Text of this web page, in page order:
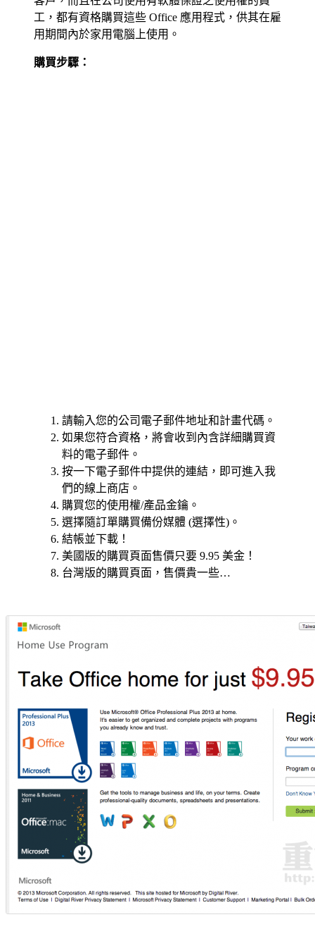
工，都有資格購買這些 Office 應用程式，供其在雇
用期間內於家用電腦上使用。
購買步驟：
請輸入您的公司電子郵件地址和計畫代碼。
如果您符合資格，將會收到內含詳細購買資
料的電子郵件。
按一下電子郵件中提供的連結，即可進入我
們的線上商店。
購買您的使用權/產品金鑰。
選擇隨訂單購買備份媒體 (選擇性)。
結帳並下載！
美國版的購買頁面售價只要 9.95 美金！
台灣版的購買頁面，售價貴一些…